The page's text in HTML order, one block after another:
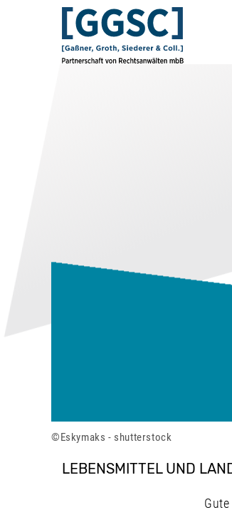
LEBENSMITTEL UND
Eskymaks - shutterstock